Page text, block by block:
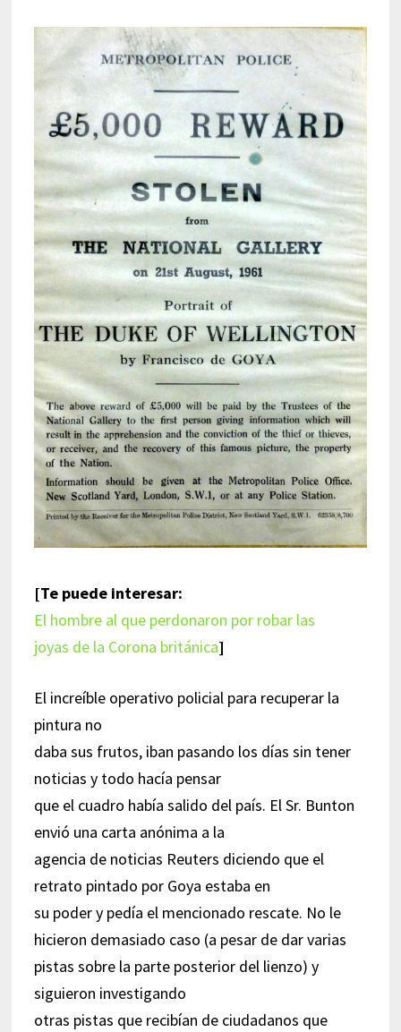
[Te puede interesar:
El hombre al que perdonaron por robar las
joyas de la Corona británica]
El increíble operativo policial para recuperar la
pintura no
daba sus frutos, iban pasando los días sin tener
noticias y todo hacía pensar
que el cuadro había salido del país. El Sr. Bunton
envió una carta anónima a la
agencia de noticias Reuters diciendo que el
retrato pintado por Goya estaba en
su poder y pedía el mencionado rescate. No le
hicieron demasiado caso (a pesar de dar varias
pistas sobre la parte posterior del lienzo) y
siguieron investigando
otras pistas que recibían de ciudadanos que